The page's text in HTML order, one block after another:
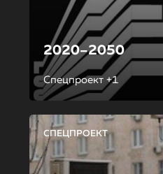
2020–2050
Спецпроект +1
СПЕЦПРОЕКТ